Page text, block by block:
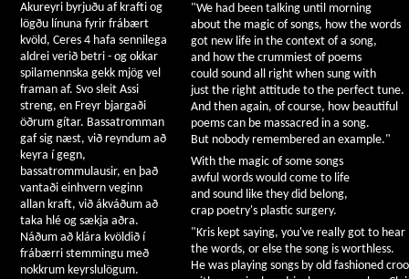
Akureyri byrjuðu af krafti og
lögðu línuna fyrir frábært
kvöld, Ceres 4 hafa sennilega
aldrei verið betri - og okkar
spilamennska gekk mjög vel
framan af. Svo sleit Assi
streng, en Freyr bjargaði
öðrum gítar. Bassatromman
gaf sig næst, við reyndum að
keyra í gegn,
bassatrommulausir, en það
vantaði einhvern veginn
allan kraft, við ákváðum að
taka hlé og sækja aðra.
Náðum að klára kvöldið í
frábærri stemmingu með
nokkrum keyrslulögum.
"We had been talking until morning
about the magic of songs, how the words
got new life in the context of a song,
and how the crummiest of poems
could sound all right when sung with
just the right attitude to the perfect tune.
And then again, of course, how beautiful
poems can be massacred in a song.
But nobody remembered an example."
With the magic of some songs
awful words would come to life
and sound like they did belong,
crap poetry's plastic surgery.
"Kris kept saying, you've really got to hear
the words, or else the song is worthless.
He was playing songs by old fashioned